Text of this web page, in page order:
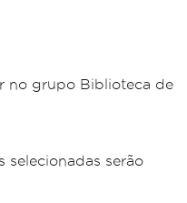
no grupo Biblioteca de
selecionadas serão